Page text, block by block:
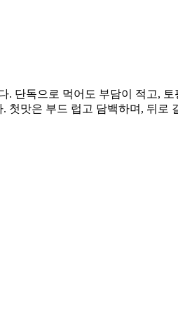
단독으로 먹어도 부담이 적고,
첫맛은 부드 럽고 담백하며, 뒤